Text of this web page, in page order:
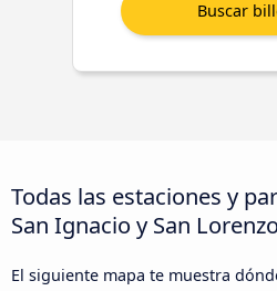
Todas las estaciones y
San Ignacio y San
El siguiente mapa te muestra